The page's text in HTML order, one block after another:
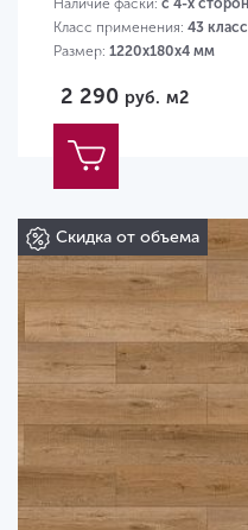
Наличие фаски: с 4-х сторон
Класс применения: 43 класс
Размер: 1220х180х4 мм
2 290 руб. м2
Скидка от объема